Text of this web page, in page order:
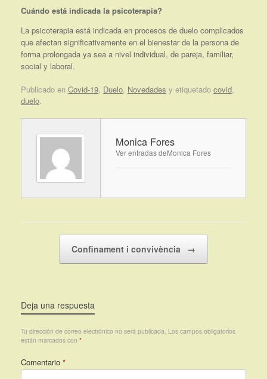
Cuándo está indicada la psicoterapia?
La psicoterapia está indicada en procesos de duelo complicados
que afectan significativamente en el bienestar de la persona de
forma prolongada ya sea a nivel individual, de pareja, familiar,
social y laboral.
Publicado en Covid-19, Duelo, Novedades y etiquetado covid,
duelo.
Monica Fores
Ver entradas deMonica Fores
Confinament i convivència →
Deja una respuesta
Tu dirección de correo electrónico no será publicada. Los campos obligatorios
están marcados con *
Comentario *